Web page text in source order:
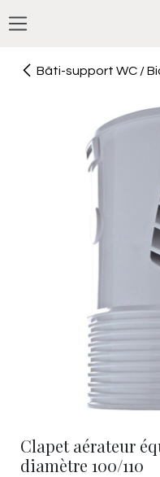
Bâti-support WC /
Clapet aérateur
diamètre 100/110